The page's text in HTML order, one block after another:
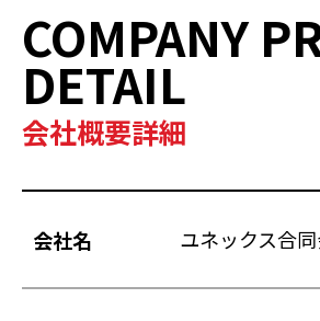
COMPANY
DETAIL
会社概要詳細
会社名 ユネックス合